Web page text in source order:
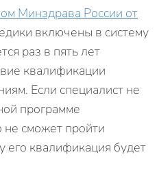
Минздрава России от
включены в систему
раз в пять лет
квалификации
Если специалист не
программе
сможет пройти
его квалификация будет